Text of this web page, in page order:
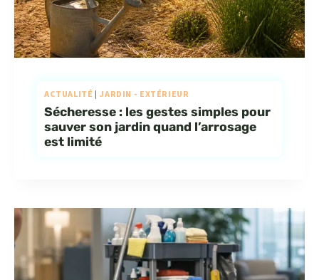
ACTUALITÉ | JARDIN - EXTÉRIEUR
Sécheresse : les gestes simples pour
sauver son jardin quand l’arrosage
est limité